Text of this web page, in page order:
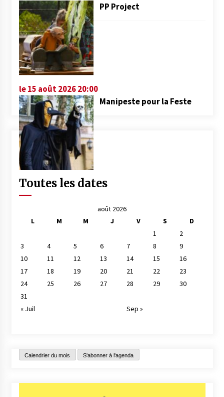
PP Project
le 15 août 2026 20:00
Manipeste pour la Feste
Toutes les dates
août 2026
L
M M J V S
D
1
2
3
4 5 6 7 8
9
10
11 12 13 14 15
16
17
18 19 20 21 22
23
24
25 26 27 28 29
30
31
« Juil
Sep »
Calendrier du mois S'abonner à l'agenda